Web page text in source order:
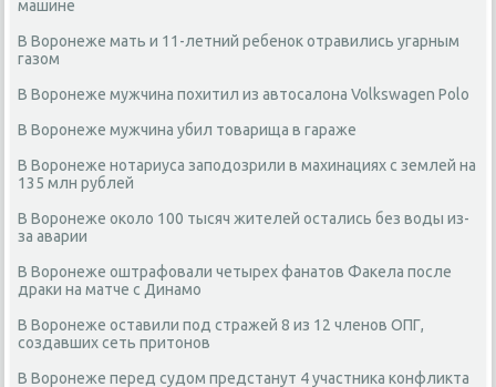
машине
В Воронеже мать и 11-летний ребенок отравились угарным
газом
В Воронеже мужчина похитил из автосалона Volkswagen Polo
В Воронеже мужчина убил товарища в гараже
В Воронеже нотариуса заподозрили в махинациях с землей на
135 млн рублей
В Воронеже около 100 тысяч жителей остались без воды из-
за аварии
В Воронеже оштрафовали четырех фанатов Факела после
драки на матче с Динамо
В Воронеже оставили под стражей 8 из 12 членов ОПГ,
создавших сеть притонов
В Воронеже перед судом предстанут 4 участника конфликта